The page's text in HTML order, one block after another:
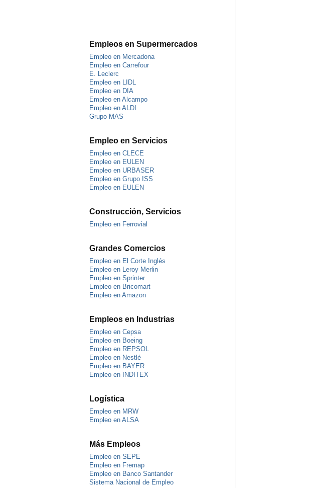
Empleos en Supermercados
Empleo en Mercadona
Empleo en Carrefour
E. Leclerc
Empleo en LIDL
Empleo en DIA
Empleo en Alcampo
Empleo en ALDI
Grupo MAS
Empleo en Servicios
Empleo en CLECE
Empleo en EULEN
Empleo en URBASER
Empleo en Grupo ISS
Empleo en EULEN
Construcción, Servicios
Empleo en Ferrovial
Grandes Comercios
Empleo en El Corte Inglés
Empleo en Leroy Merlin
Empleo en Sprinter
Empleo en Bricomart
Empleo en Amazon
Empleos en Industrias
Empleo en Cepsa
Empleo en Boeing
Empleo en REPSOL
Empleo en Nestlé
Empleo en BAYER
Empleo en INDITEX
Logística
Empleo en MRW
Empleo en ALSA
Más Empleos
Empleo en SEPE
Empleo en Fremap
Empleo en Banco Santander
Sistema Nacional de Empleo